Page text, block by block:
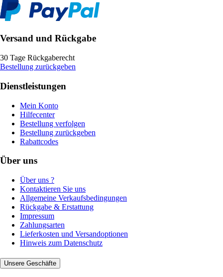
Versand und Rückgabe
30 Tage Rückgaberecht
Bestellung zurückgeben
Dienstleistungen
Mein Konto
Hilfecenter
Bestellung verfolgen
Bestellung zurückgeben
Rabattcodes
Über uns
Über uns ?
Kontaktieren Sie uns
Allgemeine Verkaufsbedingungen
Rückgabe & Erstattung
Impressum
Zahlungsarten
Lieferkosten und Versandoptionen
Hinweis zum Datenschutz
Unsere Geschäfte